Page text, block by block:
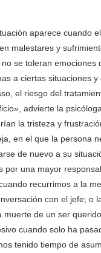
aparece cuando
malestares y
se toleran emociones
a ciertas situaciones y
el riesgo del
advierte la
la tristeza y
en el que la persona
de nuevo a su
por una mayor
recurrimos a la
con el jefe; o
muerte de un ser
cuando solo ha
tenido tiempo de